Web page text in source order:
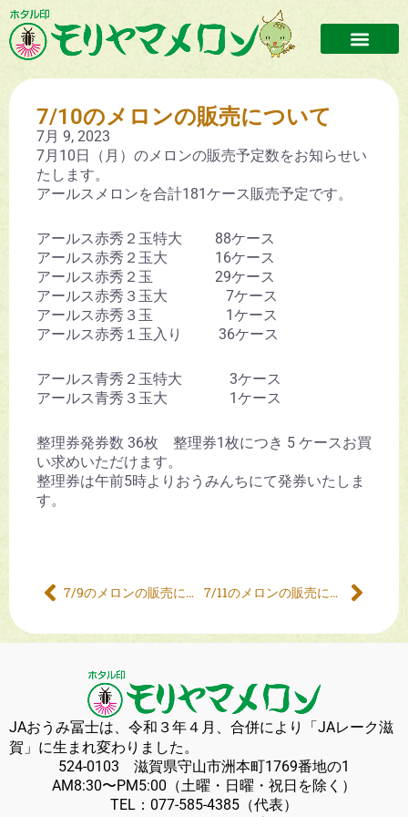
7/10のメロンの販売について
7月 9, 2023
7月10日（月）のメロンの販売予定数をお知らせい
たします。
アールスメロンを合計181ケース販売予定です。
アールス赤秀２玉特大 88ケース
アールス赤秀２玉大 16ケース
アールス赤秀２玉 29ケース
アールス赤秀３玉大 7ケース
アールス赤秀３玉 1ケース
アールス赤秀１玉入り 36ケース
アールス青秀２玉特大 3ケース
アールス青秀３玉大 1ケース
整理券発券数 36枚 整理券1枚につき 5 ケースお買
い求めいただけます。
整理券は午前5時よりおうみんちにて発券いたしま
す。
7/9のメロンの販売について 7/11のメロンの販売について
JAおうみ冨士は、令和３年４月、合併により「JAレーク滋
賀」に生まれ変わりました。
524-0103 滋賀県守山市洲本町1769番地の1
AM8:30〜PM5:00（土曜・日曜・祝日を除く）
TEL： 077-585-4385 （代表）